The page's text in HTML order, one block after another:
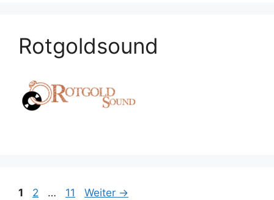
Rotgoldsound
Seite
1 Seite
2 … Seite
11 Weiter →